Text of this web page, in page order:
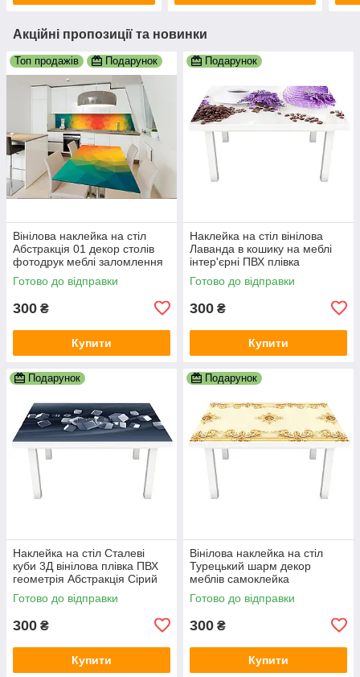
Акційні пропозиції та новинки
Топ продажів Подарунок
Вінілова наклейка на стіл
Абстракція 01 декор столів
фотодрук меблі заломлення
веселка грані 600х1200 мм
Готово до відправки
300 ₴
Купити
Подарунок
Наклейка на стіл вінілова
Лаванда в кошику на меблі
інтер'єрні ПВХ плівка
фіолетовий 600х1200 мм
Готово до відправки
300 ₴
Купити
Подарунок
Наклейка на стіл Сталеві
куби 3Д вінілова плівка ПВХ
геометрія Абстракція Сірий
600х1200 мм
Готово до відправки
300 ₴
Купити
Подарунок
Вінілова наклейка на стіл
Турецький шарм декор
меблів самоклейка
орнаменти візерунки вензеля
Бежевий 600х1200 мм
Готово до відправки
300 ₴
Купити